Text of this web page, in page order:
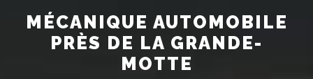
MÉCANIQUE AUTOMOBILE
PRÈS DE LA GRANDE-
MOTTE